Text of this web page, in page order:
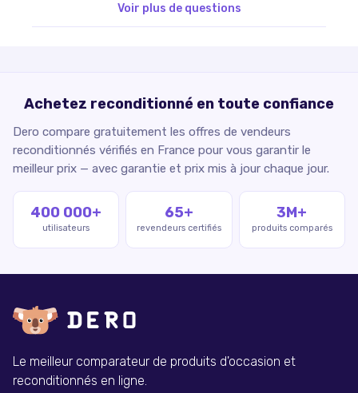
Voir plus de questions
Achetez reconditionné en toute confiance
Dero compare gratuitement les offres de vendeurs
reconditionnés vérifiés en France pour vous garantir le
meilleur prix — avec garantie et prix mis à jour chaque jour.
400 000+
utilisateurs
65+
revendeurs certifiés
3M+
produits comparés
Le meilleur comparateur de produits d'occasion et
reconditionnés en ligne.